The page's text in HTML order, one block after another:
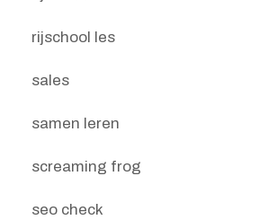
rijschool les
sales
samen leren
screaming frog
seo check